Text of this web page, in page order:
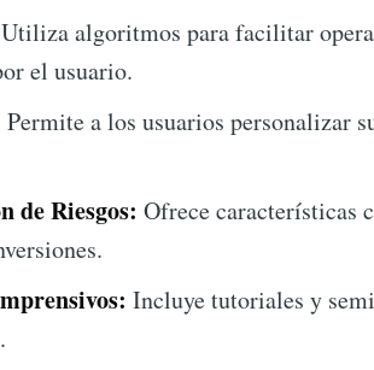
Utiliza algoritmos para facilitar
el usuario.
Permite a los usuarios personalizar
de Riesgos: Ofrece características
Incluye tutoriales y